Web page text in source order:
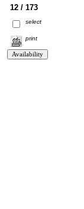
12 / 173
select
print